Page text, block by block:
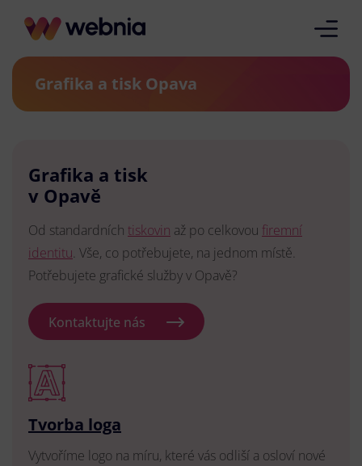
Grafika a tisk Opava
Grafika a tisk
v Opavě
Od standardních tiskovin až po celkovou firemní
identitu. Vše, co potřebujete, na jednom místě.
Potřebujete grafické služby v Opavě?
Kontaktujte nás
Tvorba loga
Vytvoříme logo na míru, které vás odliší a osloví nové